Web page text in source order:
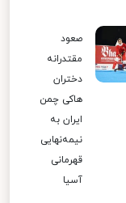
صعود
مقتدرانه
دختران
هاکی چمن
ایران به
نیمه‌نهایی
قهرمانی
آسیا